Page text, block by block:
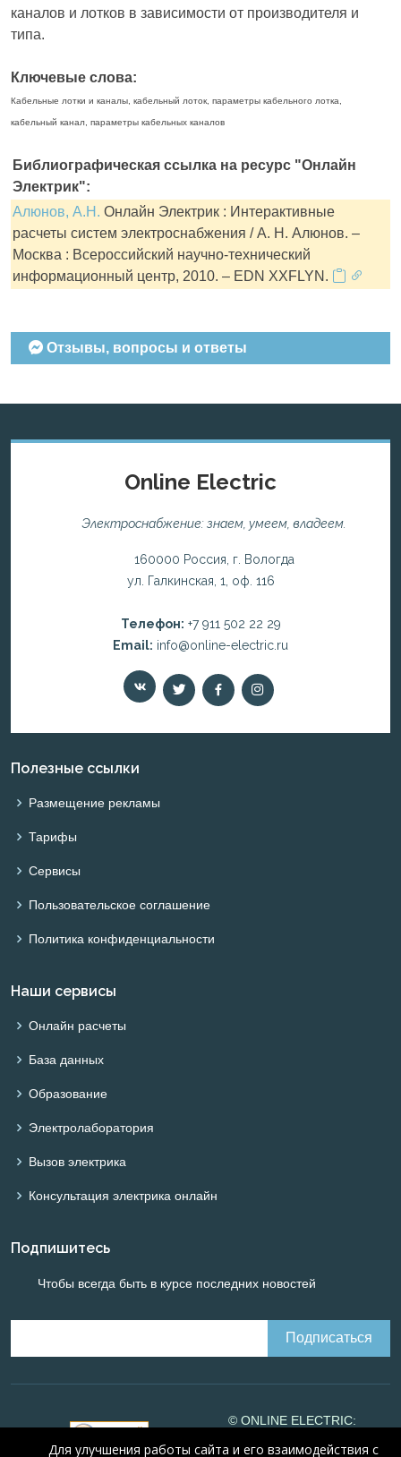
каналов и лотков в зависимости от производителя и
типа.
Ключевые слова:
Кабельные лотки и каналы, кабельный лоток, параметры кабельного лотка,
кабельный канал, параметры кабельных каналов
Библиографическая ссылка на ресурс "Онлайн
Электрик":
Алюнов, А.Н. Онлайн Электрик : Интерактивные
расчеты систем электроснабжения / А. Н. Алюнов. –
Москва : Всероссийский научно-технический
информационный центр, 2010. – EDN XXFLYN.
Отзывы, вопросы и ответы
Online Electric
Электроснабжение: знаем, умеем, владеем.
160000 Россия, г. Вологда
ул. Галкинская, 1, оф. 116
Телефон: +7 911 502 22 29
Email: info@online-electric.ru
Полезные ссылки
Размещение рекламы
Тарифы
Сервисы
Пользовательское соглашение
Политика конфиденциальности
Наши сервисы
Онлайн расчеты
База данных
Образование
Электролаборатория
Вызов электрика
Консультация электрика онлайн
Подпишитесь
Чтобы всегда быть в курсе последних новостей
© ONLINE ELECTRIC:
Для улучшения работы сайта и его взаимодействия с